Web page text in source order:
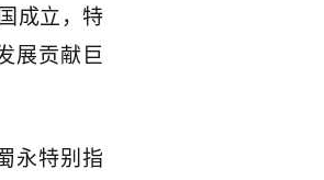
成立，特
展贡献巨
永特别指